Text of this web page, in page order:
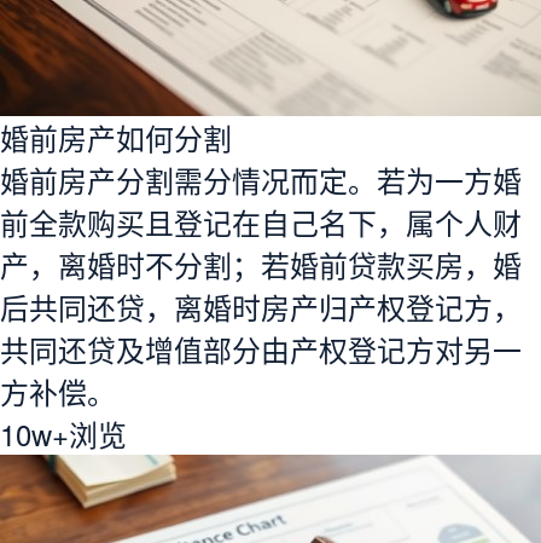
婚前房产如何分割
婚前房产分割需分情况而定。若为一方婚
前全款购买且登记在自己名下，属个人财
产，离婚时不分割；若婚前贷款买房，婚
后共同还贷，离婚时房产归产权登记方，
共同还贷及增值部分由产权登记方对另一
方补偿。
10w+浏览